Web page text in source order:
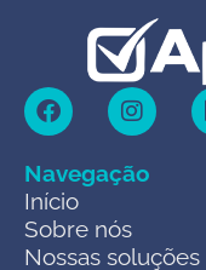
Navegação
Início
Sobre nós
Nossas soluções